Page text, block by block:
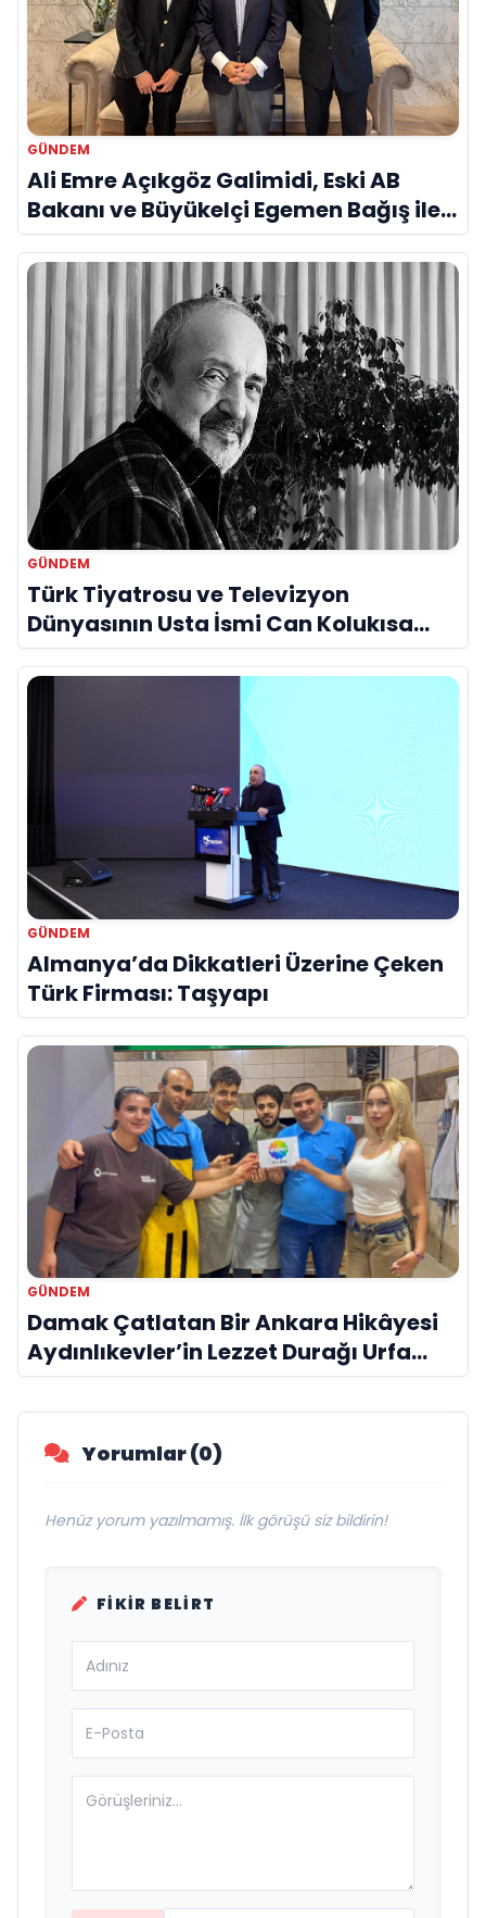
GÜNDEM
Ali Emre Açıkgöz Galimidi, Eski AB
Bakanı ve Büyükelçi Egemen Bağış ile
Bir Araya Geldi
GÜNDEM
Türk Tiyatrosu ve Televizyon
Dünyasının Usta İsmi Can Kolukısa
Hayatını Kaybetti
GÜNDEM
Almanya’da Dikkatleri Üzerine Çeken
Türk Firması: Taşyapı
GÜNDEM
Damak Çatlatan Bir Ankara Hikâyesi
Aydınlıkevler’in Lezzet Durağı Urfa
Damak
Yorumlar (0)
Henüz yorum yazılmamış. İlk görüşü siz bildirin!
FIKIR BELIRT